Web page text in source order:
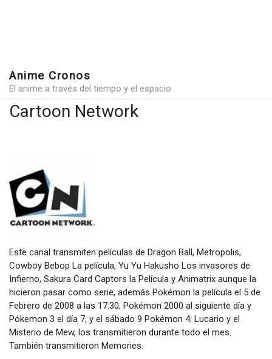
Anime Cronos
El anime a través del tiempo y el espacio
Cartoon Network
Este canal transmiten películas de Dragon Ball, Metropolis,
Cowboy Bebop La película, Yu Yu Hakusho Los invasores de
Infierno, Sakura Card Captors la Película y Animatrix aunque la
hicieron pasar como serie, además Pokémon la película el 5 de
Febrero de 2008 a las 17:30, Pokémon 2000 al siguiente día y
Pókemon 3 el día 7, y el sábado 9 Pokémon 4: Lucario y el
Misterio de Mew, los transmitieron durante todo el mes.
También transmitieron Memories.